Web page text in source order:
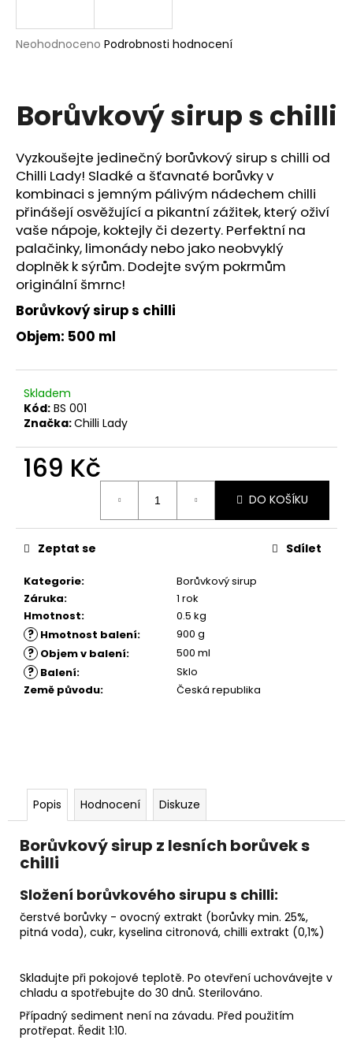
Průměrné
0,0
Neohodnoceno Podrobnosti hodnocení
Borůvkový sirup s chilli
Vyzkoušejte jedinečný borůvkový sirup s chilli od
Chilli Lady! Sladké a šťavnaté borůvky v
kombinaci s jemným pálivým nádechem chilli
přinášejí osvěžující a pikantní zážitek, který oživí
vaše nápoje, koktejly či dezerty. Perfektní na
palačinky, limonády nebo jako neobvyklý
doplněk k sýrům. Dodejte svým pokrmům
originální šmrnc!
Borůvkový sirup s chilli
Objem: 500 ml
Skladem
Kód: BS 001
Značka:Chilli Lady
169 Kč
DO KOŠÍKU
Kategorie:
Borůvkový sirup
Záruka:
1 rok
Hmotnost: 0.5 kg
? Hmotnost balení: 900 g
? Objem v balení: 500 ml
? Balení:
Sklo
Země původu: Česká republika
Zeptat se Sdílet
Popis Hodnocení Diskuze
Borůvkový sirup z lesních borůvek s
chilli
Složení borůvkového sirupu s chilli:
čerstvé borůvky - ovocný extrakt (borůvky min. 25%,
pitná voda), cukr, kyselina citronová, chilli extrakt (0,1%)
Skladujte při pokojové teplotě. Po otevření uchovávejte v
chladu a spotřebujte do 30 dnů. Sterilováno.
Případný sediment není na závadu. Před použitím
protřepat. Ředit 1:10.
j
?
HLEDAT
D
o
p
o
r
u
u
e
m
e